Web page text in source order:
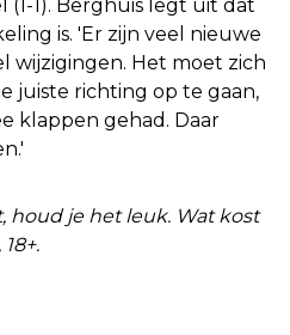
1). Berghuis legt uit dat
is. 'Er zijn veel nieuwe
wijzigingen. Het moet zich
juiste richting op te gaan,
klappen gehad. Daar
houd je het leuk. Wat kost